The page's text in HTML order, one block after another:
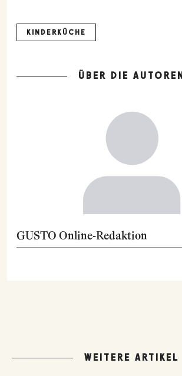
KINDERKÜCHE
ÜBER DIE AUTOREN
GUSTO Online-Redaktion
WEITERE ARTIKEL